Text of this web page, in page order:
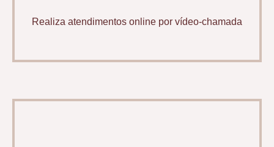
Realiza atendimentos online por vídeo-chamada